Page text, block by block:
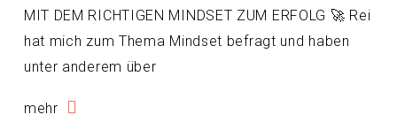
MIT DEM RICHTIGEN MINDSET ZUM ERFOLG 🚀 Rei
hat mich zum Thema Mindset befragt und haben
unter anderem über
mehr